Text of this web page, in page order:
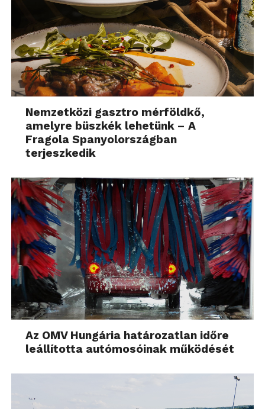
Nemzetközi gasztro mérföldkő,
amelyre büszkék lehetünk – A
Fragola Spanyolországban
terjeszkedik
Az OMV Hungária határozatlan időre
leállította autómosóinak működését